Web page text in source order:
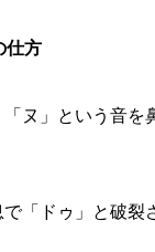
仕方
ヌ」という音を
「ドゥ」と破